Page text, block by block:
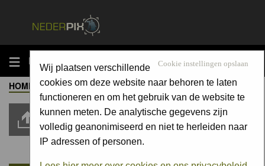
MENU Cookie instellingen opslaan
Wij plaatsen verschillende
cookies om deze website naar behoren te laten
functioneren en om het gebruik van de website te
kunnen meten. De analytische gegevens zijn
volledig geanonimiseerd en niet te herleiden naar
IP adressen of personen.
HOME -ALBUM-ZOOGDIEREN / MAMMALS
Moderators:Moderators
Upload Pic